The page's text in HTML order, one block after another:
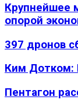
Крупнейшее
опорой
397 дронов
Ким Дотком:
Пентагон